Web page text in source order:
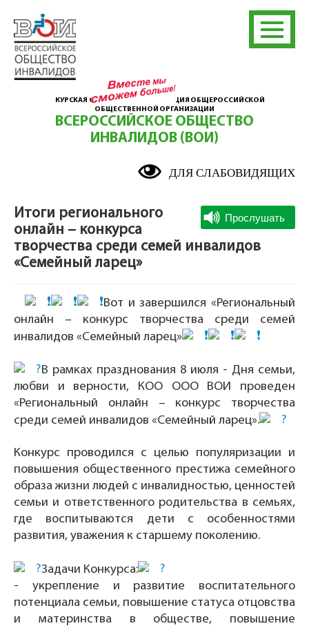
КУРСКАЯ ОБЛАСТНАЯ ОРГАНИЗАЦИЯ ОБЩЕРОССИЙСКОЙ
ОБЩЕСТВЕННОЙ ОРГАНИЗАЦИИ
ВСЕРОССИЙСКОЕ ОБЩЕСТВО
ИНВАЛИДОВ (ВОИ)
ДЛЯ СЛАБОВИДЯЩИХ
Итоги регионального
онлайн – конкурса
творчества среди семей инвалидов
«Семейный ларец»
Вот и завершился «Региональный
онлайн – конкурс творчества среди семей
инвалидов «Семейный ларец»
В рамках празднования 8 июля - Дня семьи,
любви и верности, КОО ООО ВОИ проведен
«Региональный онлайн – конкурс творчества
среди семей инвалидов «Семейный ларец».
Конкурс проводился с целью популяризации и
повышения общественного престижа семейного
образа жизни людей с инвалидностью, ценностей
семьи и ответственного родительства в семьях,
где воспитываются дети с особенностями
развития, уважения к старшему поколению.
Задачи Конкурса:
- укрепление и развитие воспитательного
потенциала семьи, повышение статуса отцовства
и материнства в обществе, повышение